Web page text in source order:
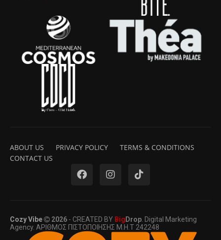
ABOUT US PRIVACY POLICY
TERMS & CONDITIONS
CONTACT US
Cozy Vibe 2026 - CREATED BY Big Drop . Digital Marketing
Agency. ΑΡΙΘΜΟΣ ΠΙΣΤΟΠΟΙΗΣΗΣ Μ.Η.Τ 242248